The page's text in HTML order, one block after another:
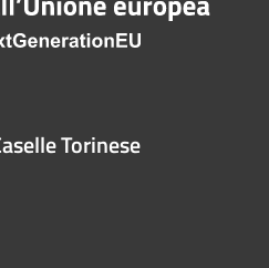
Torinese